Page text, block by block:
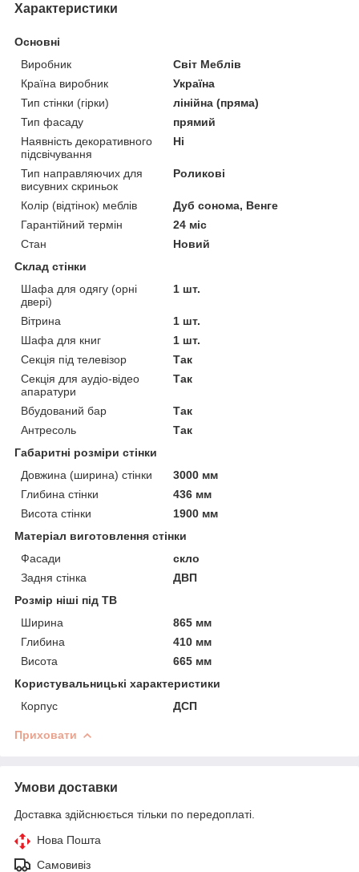
Характеристики
Основні
Виробник
Світ Меблів
Країна виробник
Україна
Тип стінки (гірки)
лінійна (пряма)
Тип фасаду
прямий
Наявність декоративного
підсвічування
Ні
Тип направляючих для
висувних скриньок
Роликові
Колір (відтінок) меблів
Дуб сонома, Венге
Гарантійний термін
24 міс
Стан
Новий
Склад стінки
Шафа для одягу (орні
двері)
1 шт.
Вітрина
1 шт.
Шафа для книг
1 шт.
Секція під телевізор
Так
Секція для аудіо-відео
апаратури
Так
Вбудований бар
Так
Антресоль
Так
Габаритні розміри стінки
Довжина (ширина) стінки
3000 мм
Глибина стінки
436 мм
Висота стінки
1900 мм
Матеріал виготовлення стінки
Фасади
скло
Задня стінка
ДВП
Розмір ніші під ТВ
Ширина
865 мм
Глибина
410 мм
Висота
665 мм
Користувальницькі характеристики
Корпус
ДСП
Приховати
Умови доставки
Доставка здійснюється тільки по передоплаті.
Нова Пошта
Самовивіз